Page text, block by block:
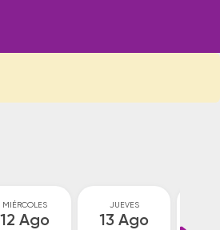
MIÉRCOLES
12 Ago
JUEVES
13 Ago